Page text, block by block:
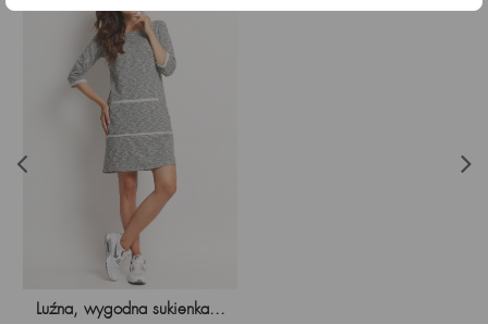
Luźna, wygodna sukienka...